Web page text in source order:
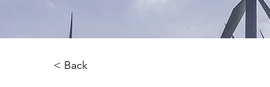
< Back